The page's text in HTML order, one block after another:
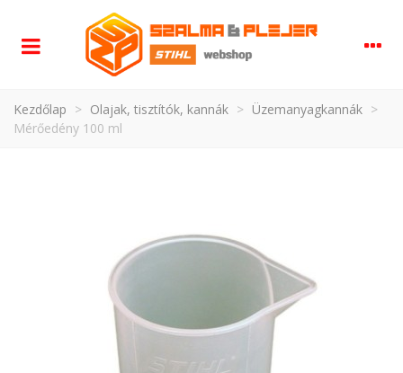
Kezdőlap > Olajak, tisztítók, kannák > Üzemanyagkannák >
Mérőedény 100 ml